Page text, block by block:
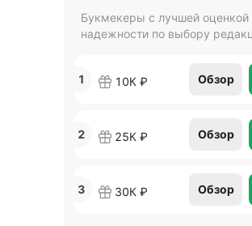
Букмекеры с лучшей оценкой
надежности по выбору
1 10К ₽ Обзор
2 25К ₽ Обзор
3 30К ₽ Обзор